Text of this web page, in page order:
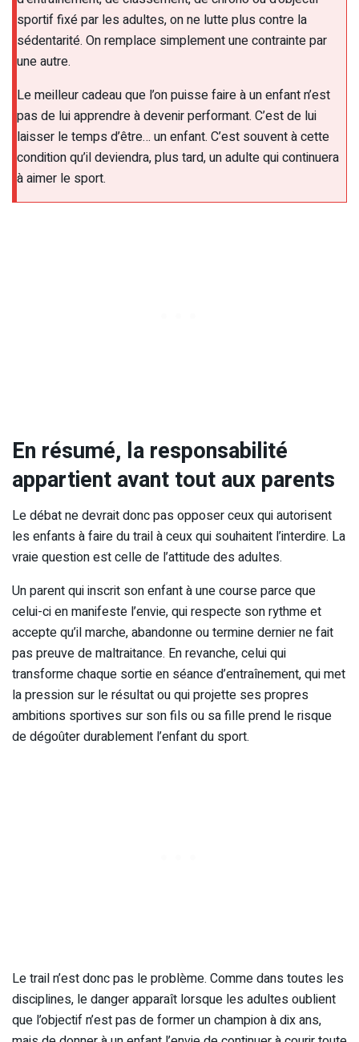
sportif fixé par les adultes, on ne lutte plus contre la
sédentarité. On remplace simplement une contrainte par
une autre.
Le meilleur cadeau que l’on puisse faire à un enfant n’est
pas de lui apprendre à devenir performant. C’est de lui
laisser le temps d’être… un enfant. C’est souvent à cette
condition qu’il deviendra, plus tard, un adulte qui continuera
à aimer le sport.
En résumé, la responsabilité
appartient avant tout aux parents
Le débat ne devrait donc pas opposer ceux qui autorisent
les enfants à faire du trail à ceux qui souhaitent l’interdire. La
vraie question est celle de l’attitude des adultes.
Un parent qui inscrit son enfant à une course parce que
celui-ci en manifeste l’envie, qui respecte son rythme et
accepte qu’il marche, abandonne ou termine dernier ne fait
pas preuve de maltraitance. En revanche, celui qui
transforme chaque sortie en séance d’entraînement, qui met
la pression sur le résultat ou qui projette ses propres
ambitions sportives sur son fils ou sa fille prend le risque
de dégoûter durablement l’enfant du sport.
Le trail n’est donc pas le problème. Comme dans toutes les
disciplines, le danger apparaît lorsque les adultes oublient
que l’objectif n’est pas de former un champion à dix ans,